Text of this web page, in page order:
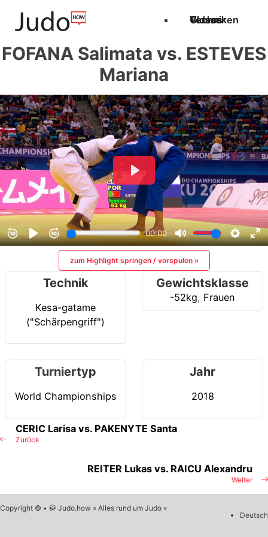
Techniken
Videos
Glossar
FOFANA Salimata vs. ESTEVES
Mariana
zum Highlight springen / vorspulen »
Technik
Kesa-gatame
("Schärpengriff")
Gewichtsklasse
-52kg, Frauen
Turniertyp
World Championships
Jahr
2018
Zurück
CERIC Larisa vs. PAKENYTE Santa
Weiter
REITER Lukas vs. RAICU Alexandru
Copyright © • 🥋 Judo.how » Alles rund um Judo «
Deutsch